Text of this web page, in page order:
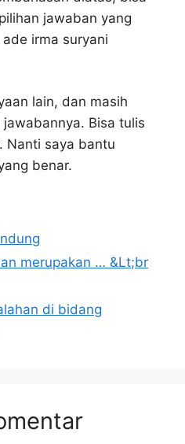
jawaban yang
irma suryani
lain, dan masih
Bisa tulis
Nanti saya bantu
benar.
merupakan … &Lt;br
di bidang